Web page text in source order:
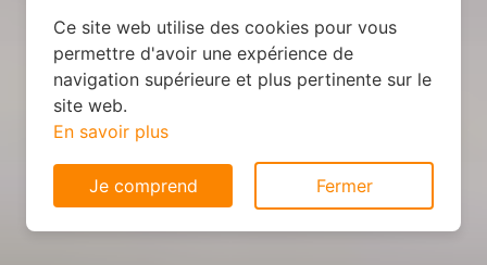
Ce site web utilise des cookies pour vous
permettre d'avoir une expérience de
navigation supérieure et plus pertinente sur le
site web.
En savoir plus
Je comprend Fermer